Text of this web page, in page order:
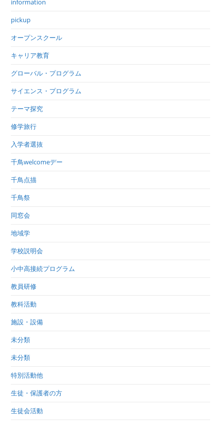
information
pickup
オープンスクール
キャリア教育
グローバル・プログラム
サイエンス・プログラム
テーマ探究
修学旅行
入学者選抜
千鳥welcomeデー
千鳥点描
千鳥祭
同窓会
地域学
学校説明会
小中高接続プログラム
教員研修
教科活動
施設・設備
未分類
未分類
特別活動他
生徒・保護者の方
生徒会活動